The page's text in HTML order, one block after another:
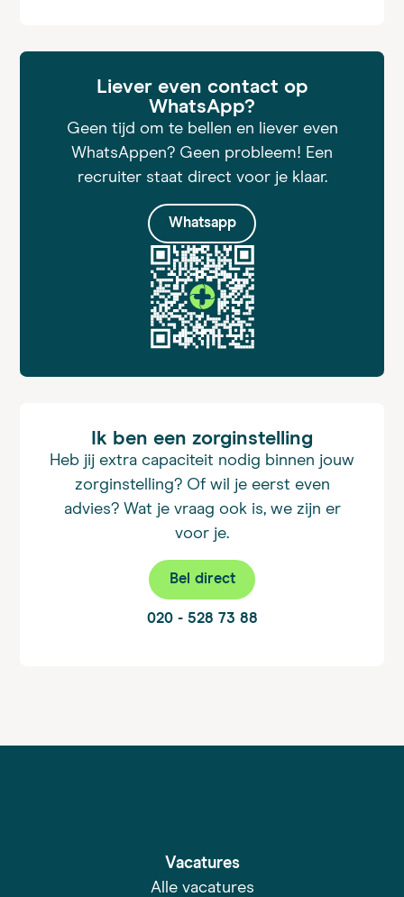
Liever even contact op
WhatsApp?
Geen tijd om te bellen en liever even
WhatsAppen? Geen probleem! Een
recruiter staat direct voor je klaar.
Whatsapp
Ik ben een zorginstelling
Heb jij extra capaciteit nodig binnen jouw
zorginstelling? Of wil je eerst even
advies? Wat je vraag ook is, we zijn er
voor je.
Bel direct
020 - 528 73 88
Vacatures
Alle vacatures